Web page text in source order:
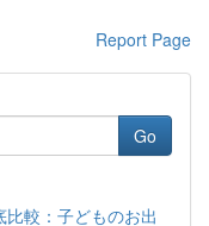
Report Page
Go
較：子どものお出